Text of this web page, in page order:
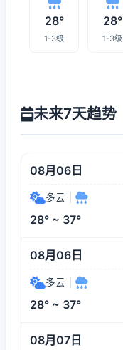
28°
1-3级
28°
1-3级
未来7天趋势
08月06日
多云
28° ~ 37°
08月06日
多云
28° ~ 37°
08月07日